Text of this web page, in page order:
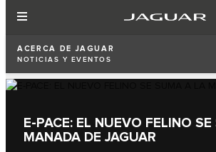
ACERCA DE JAGUAR
NOTICIAS Y EVENTOS
E‑PACE: EL NUEVO FELINO
MANADA DE JAGUAR